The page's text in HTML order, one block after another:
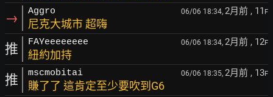
→ Aggro 06/06 18:34, 2月前 , 11 F
尼克大城市 超嗨
推 FAYeeeeeeee 06/06 18:34, 2月前 , 12F
紐約加持
推 mscmobitai 06/06 18:35, 2月前 , 13F
賺了了 這肯定至少要吹到G6